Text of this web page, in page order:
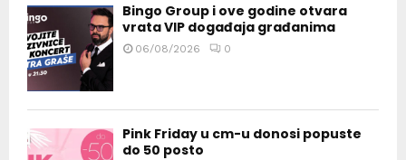
Bingo Group i ove godine otvara
vrata VIP događaja građanima
06/08/2026 0
Pink Friday u cm-u donosi popuste
do 50 posto